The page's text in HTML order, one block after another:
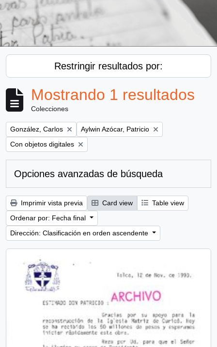
Restringir resultados por:
Mostrando 1 resultados
Colecciones
Remove filter:
González, Carlos Remove filter:
Aylwin Azócar, Patricio
Remove filter:
Con objetos digitales
Opciones avanzadas de búsqueda
Imprimir vista previa Card view
Table view
Ordenar por: Fecha final
Dirección: Clasificación en orden ascendente